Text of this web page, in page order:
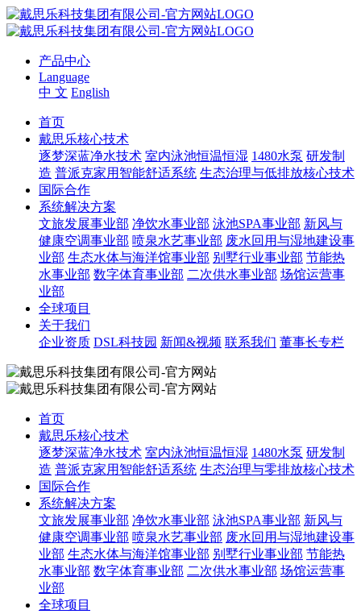
产品中心
Language
中 文 English
首页
戴思乐核心技术
逐梦深蓝净水技术 室内泳池恒温恒湿 1480水泵 研发制
造 普派克家用智能舒适系统 生态治理与低排放核心技术
国际合作
系统解决方案
文旅发展事业部 净饮水事业部 泳池SPA事业部 新风与
健康空调事业部 喷泉水艺事业部 废水回用与湿地建设事
业部 生态水体与海洋馆事业部 别墅行业事业部 节能热
水事业部 数字体育事业部 二次供水事业部 场馆运营事
业部
全球项目
关于我们
企业资质 DSL科技园 新闻&视频 联系我们 董事长专栏
首页
戴思乐核心技术
逐梦深蓝净水技术 室内泳池恒温恒湿 1480水泵 研发制
造 普派克家用智能舒适系统 生态治理与零排放核心技术
国际合作
系统解决方案
文旅发展事业部 净饮水事业部 泳池SPA事业部 新风与
健康空调事业部 喷泉水艺事业部 废水回用与湿地建设事
业部 生态水体与海洋馆事业部 别墅行业事业部 节能热
水事业部 数字体育事业部 二次供水事业部 场馆运营事
业部
全球项目